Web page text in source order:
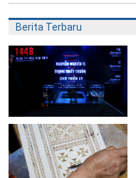
Berita Terbaru